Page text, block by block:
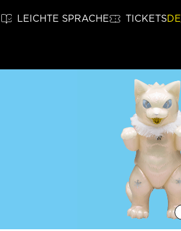
LEICHTE SPRACHE TICKETSDE